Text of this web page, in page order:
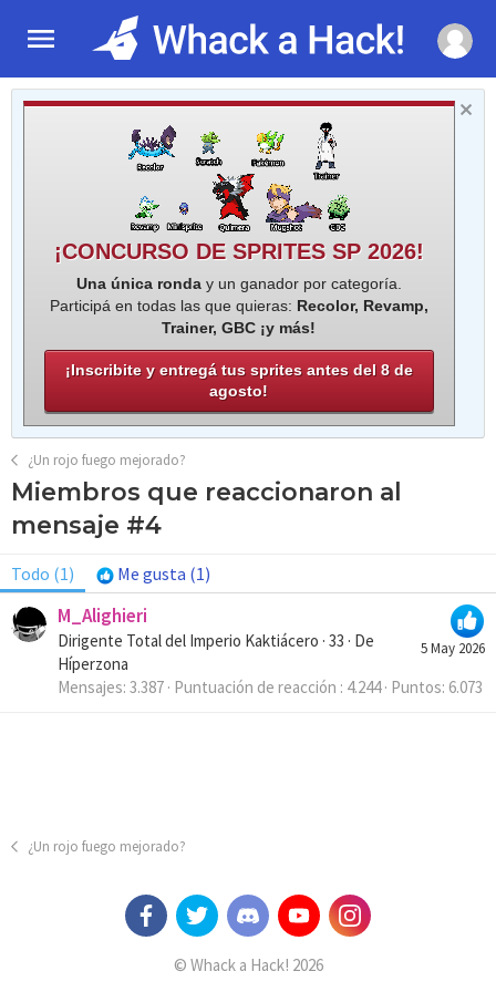
¡CONCURSO DE SPRITES SP 2026!
Una única ronday un ganador por categoría.
Participá en todas las que quieras: Recolor, Revamp,
Trainer, GBC ¡y más!
¡Inscribite y entregá tus sprites antes del 8 de
agosto!
¿Un rojo fuego mejorado?
Miembros que reaccionaron al
mensaje #4
Todo (1) Me gusta (1)
5 May 2026
M_Alighieri
Dirigente Total del Imperio Kaktiácero · 33 · De
Híperzona
Mensajes 3.387 Puntuación de reacción 4.244 Puntos 6.073
¿Un rojo fuego mejorado?
© Whack a Hack! 2026